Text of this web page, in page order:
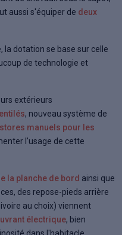
aussi s'équiper de deux
la dotation se base sur celle
de technologie et
extérieurs
, nouveau système de
stores manuels pour les
l'usage de cette
la planche de bord ainsi que
des repose-pieds arrière
au choix) viennent
électrique, bien